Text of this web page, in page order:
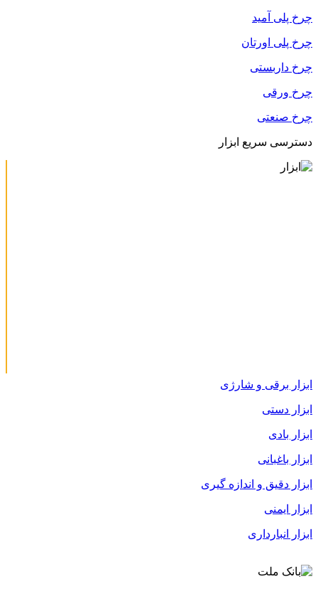
چرخ پلی آمید
چرخ پلی اورتان
چرخ داربستی
چرخ ورقی
چرخ صنعتی
دسترسی سریع ابزار
ابزار برقی و شارژی
ابزار دستی
ابزار بادی
ابزار باغبانی
ابزار دقیق و اندازه گیری
ابزار ایمنی
ابزار انبارداری